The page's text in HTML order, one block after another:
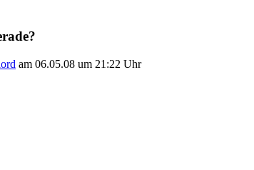
am 06.05.08 um 21:22 Uhr